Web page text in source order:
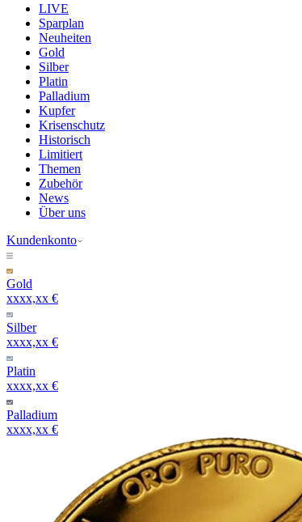
LIVE
Sparplan
Neuheiten
Gold
Silber
Platin
Palladium
Kupfer
Krisenschutz
Historisch
Limitiert
Themen
Zubehör
News
Über uns
Kundenkonto
Gold
xxxx,xx €
Silber
xxxx,xx €
Platin
xxxx,xx €
Palladium
xxxx,xx €